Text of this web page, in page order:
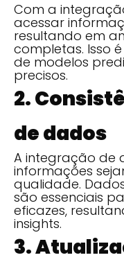
Com a
acessar
resultando em
completas. Isso
de modelos
precisos.
2.
de dados
A integração de
informações
qualidade.
são essenciais
eficazes,
insights.
3.